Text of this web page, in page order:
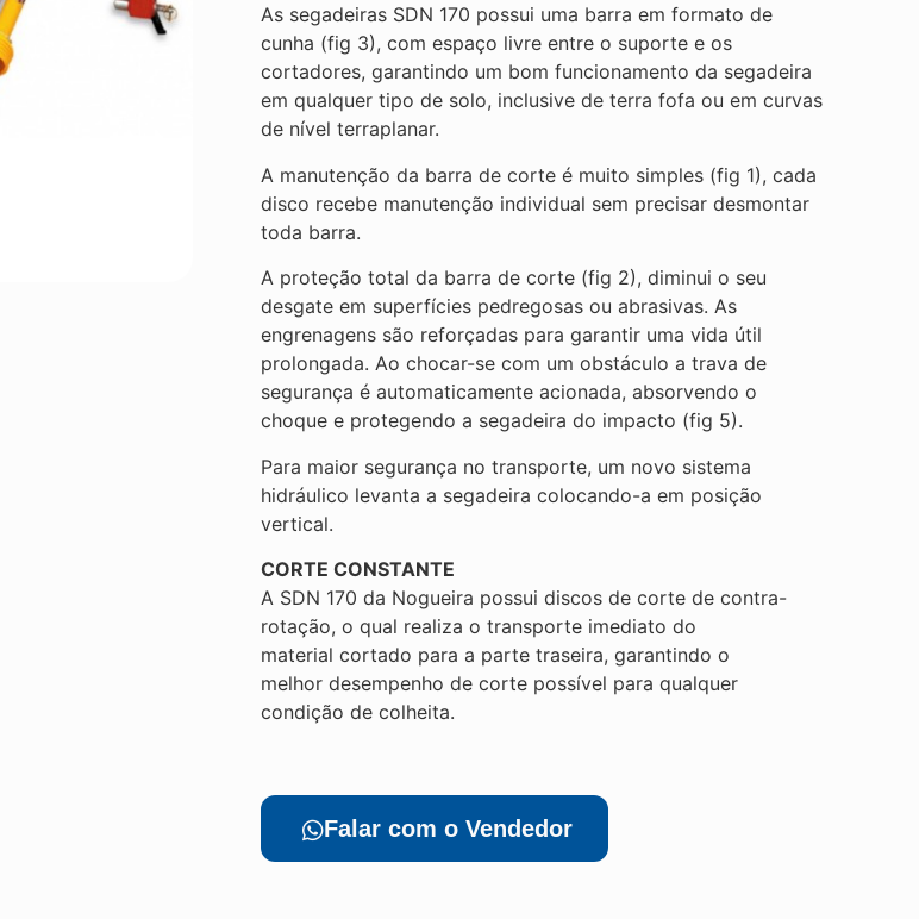
As segadeiras SDN 170 possui uma barra em formato de
cunha (fig 3), com espaço livre entre o suporte e os
cortadores, garantindo um bom funcionamento da segadeira
em qualquer tipo de solo, inclusive de terra fofa ou em curvas
de nível terraplanar.
A manutenção da barra de corte é muito simples (fig 1), cada
disco recebe manutenção individual sem precisar desmontar
toda barra.
A proteção total da barra de corte (fig 2), diminui o seu
desgate em superfícies pedregosas ou abrasivas. As
engrenagens são reforçadas para garantir uma vida útil
prolongada. Ao chocar-se com um obstáculo a trava de
segurança é automaticamente acionada, absorvendo o
choque e protegendo a segadeira do impacto (fig 5).
Para maior segurança no transporte, um novo sistema
hidráulico levanta a segadeira colocando-a em posição
vertical.
CORTE CONSTANTE
A SDN 170 da Nogueira possui discos de corte de contra-
rotação, o qual realiza o transporte imediato do
material cortado para a parte traseira, garantindo o
melhor desempenho de corte possível para qualquer
condição de colheita.
Falar com o Vendedor